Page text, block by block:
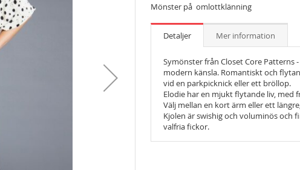
Mönster på omlottklänning
Detaljer
Symönster från Closet Core Patterns
modern känsla. Romantiskt och
vid en parkpicknick eller ett bröllop.
Elodie har en mjukt flytande liv, med
Välj mellan en kort ärm eller ett
Kjolen är swishig och voluminös och
valfria fickor.
Mer information